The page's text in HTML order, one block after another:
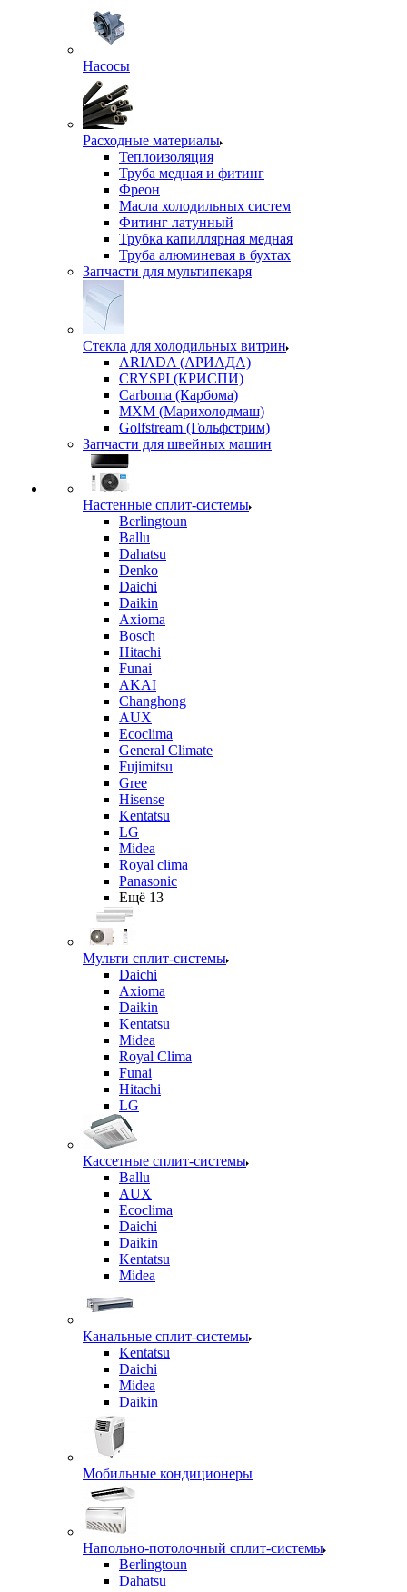
Насосы
Расходные материалы
Теплоизоляция
Труба медная и фитинг
Фреон
Масла холодильных систем
Фитинг латунный
Трубка капиллярная медная
Труба алюминевая в бухтах
Запчасти для мультипекаря
Стекла для холодильных витрин
ARIADA (АРИАДА)
CRYSPI (КРИСПИ)
Carboma (Карбома)
MXM (Марихолодмаш)
Golfstream (Гольфстрим)
Запчасти для швейных машин
Настенные сплит-системы
Berlingtoun
Ballu
Dahatsu
Denko
Daichi
Daikin
Axioma
Bosch
Hitachi
Funai
AKAI
Changhong
AUX
Ecoclima
General Climate
Fujimitsu
Gree
Hisense
Kentatsu
LG
Midea
Royal clima
Panasonic
Ещё 13
Мульти сплит-системы
Daichi
Axioma
Daikin
Kentatsu
Midea
Royal Clima
Funai
Hitachi
LG
Кассетные сплит-системы
Ballu
AUX
Ecoclima
Daichi
Daikin
Kentatsu
Midea
Канальные сплит-системы
Kentatsu
Daichi
Midea
Daikin
Мобильные кондиционеры
Напольно-потолочный сплит-системы
Berlingtoun
Dahatsu